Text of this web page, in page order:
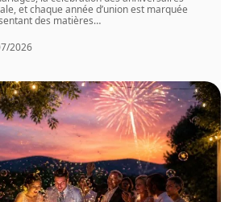
et chaque année d’union est marquée
des matières…
2026